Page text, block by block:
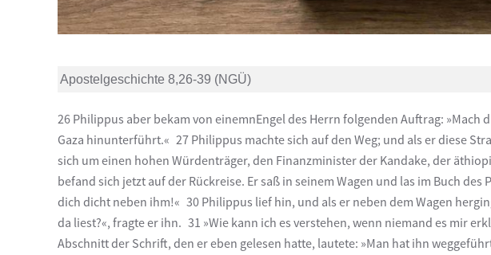
Apostelgeschichte 8,26-39 (NGÜ)
26 Philippus aber bekam von einemnEngel des Herrn folgenden Auftrag:
Gaza hinunterführt.« 27 Philippus machte sich auf den Weg; und als er diese
sich um einen hohen Würdenträger, den Finanzminister der Kandake, der
befand sich jetzt auf der Rückreise. Er saß in seinem Wagen und las im Buch
dich dicht neben ihm!« 30 Philippus lief hin, und als er neben dem Wagen
da liest?«, fragte er ihn. 31 »Wie kann ich es verstehen, wenn niemand es mir
Abschnitt der Schrift, den er eben gelesen hatte, lautete: »Man hat ihn